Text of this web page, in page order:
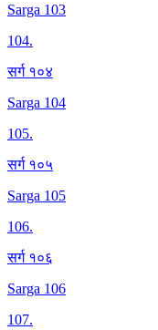
Sarga 103
104.
सर्ग १०४
Sarga 104
105.
सर्ग १०५
Sarga 105
106.
सर्ग १०६
Sarga 106
107.